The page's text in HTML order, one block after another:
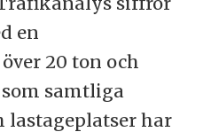
en
20 ton och
samtliga
lastageplatser har